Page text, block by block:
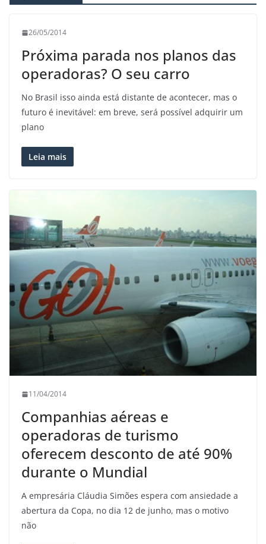
26/05/2014
Próxima parada nos planos das
operadoras? O seu carro
No Brasil isso ainda está distante de acontecer, mas o
futuro é inevitável: em breve, será possível adquirir um
plano
Leia mais
11/04/2014
Companhias aéreas e
operadoras de turismo
oferecem desconto de até 90%
durante o Mundial
A empresária Cláudia Simões espera com ansiedade a
abertura da Copa, no dia 12 de junho, mas o motivo
não